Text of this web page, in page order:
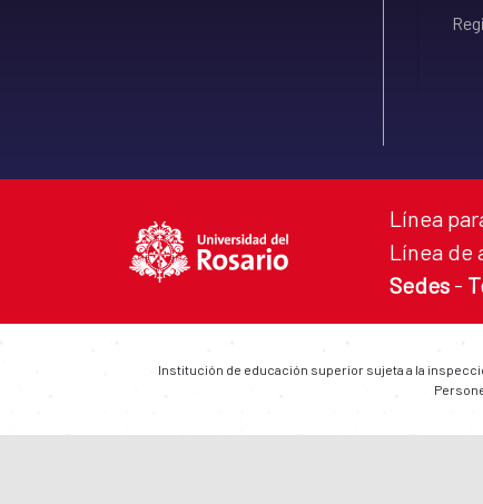
Línea
Línea de
Sedes -
Institución de educación superior sujeta a la